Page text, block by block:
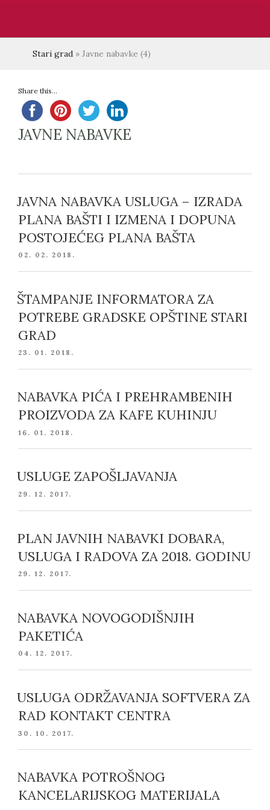
Stari grad » Javne nabavke (4)
Share this...
JAVNE NABAVKE
JAVNA NABAVKA USLUGA – IZRADA
PLANA BAŠTI I IZMENA I DOPUNA
POSTOJEĆEG PLANA BAŠTA
POSTED
02. 02. 2018.
ŠTAMPANJE INFORMATORA ZA
POTREBE GRADSKE OPŠTINE STARI
GRAD
POSTED
23. 01. 2018.
NABAVKA PIĆA I PREHRAMBENIH
PROIZVODA ZA KAFE KUHINJU
POSTED
16. 01. 2018.
USLUGE ZAPOŠLJAVANJA
POSTED
29. 12. 2017.
PLAN JAVNIH NABAVKI DOBARA,
USLUGA I RADOVA ZA 2018. GODINU
POSTED
29. 12. 2017.
NABAVKA NOVOGODIŠNJIH
PAKETIĆA
POSTED
04. 12. 2017.
USLUGA ODRŽAVANJA SOFTVERA ZA
RAD KONTAKT CENTRA
POSTED
30. 10. 2017.
NABAVKA POTROŠNOG
KANCELARIJSKOG MATERIJALA